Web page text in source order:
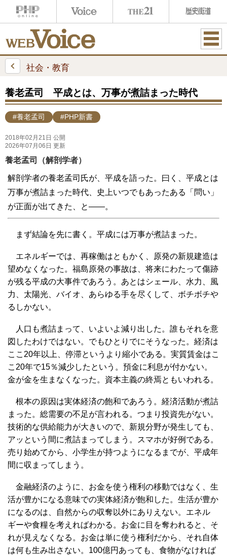
ME
社会・教育
養老孟司 平成とは、万事が煮詰まった時代
#養老孟司 #PHP新書
2018年02月21日 公開
2026年07月06日 更新
養老孟司（解剖学者）
解剖学者の養老孟司氏が、平成を語った。曰く、平成とは
万事が煮詰まった時代、史上いつでもあったある「問い」
が正面が出てきた、と――。
まず結論を先に書く。平成には万事が煮詰まった。
エネルギーでは、再稼働はともかく、原発の新規建造は
望めなくなった。福島原発の事故は、将来にわたって傷跡
が残る平成の大事件であろう。あとはシェール、水力、風
力、太陽光、バイオ、あらゆる手を尽くして、ボチボチや
るしかない。
人口も煮詰まって、いよいよ減り出した。誰もそれを意
図したわけではない。でもひとりでにそうなった。経済は
ここ20年以上、停滞というより縮小である。実質賃金はこ
こ20年で15％減少したという。預金に利息が付かない。
金が金を生まなくなった。資本主義の終焉ともいわれる。
根本の原因は実体経済の飽和であろう。経済活動が煮詰
まった。総需要の不足が言われる。つまり投資先がない。
技術的な供給能力が大きいので、新規分野が発生しても、
アッという間に煮詰まってしまう。スマホが好例である。
売り始めてから、小学生が持つようになるまでが、平成年
間に収まってしまう。
金融経済のように、お金を使う権利の移動ではなく、生
活が豊かになる意味での実体経済が飽和した。生活が豊か
になるのは、自然からの収奪以外にありえない。エネル
ギーや食糧を考えればわかる。お金に目を奪われると、そ
れが見えなくなる。お金は単に使う権利だから、それ自体
は何も生み出さない。100億円あっても、食物がなければ